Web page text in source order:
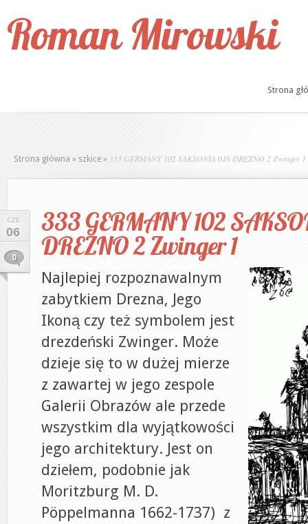
Roman Mirowski
Strona
Strona główna » szkice » 333 GERMANY 102 SAKSONIA 016 DREZNO 2 Zwinger 1
CZE
06
0
333 GERMANY 102
DREZNO 2 Zwinger 1
Najlepiej rozpoznawalnym
zabytkiem Drezna, Jego
Ikoną czy też symbolem jest
drezdeński Zwinger. Może
dzieje się to w dużej mierze
z zawartej w jego zespole
Galerii Obrazów ale przede
wszystkim dla wyjątkowości
jego architektury. Jest on
dziełem, podobnie jak
Moritzburg M. D.
Pöppelmanna 1662-1737) z